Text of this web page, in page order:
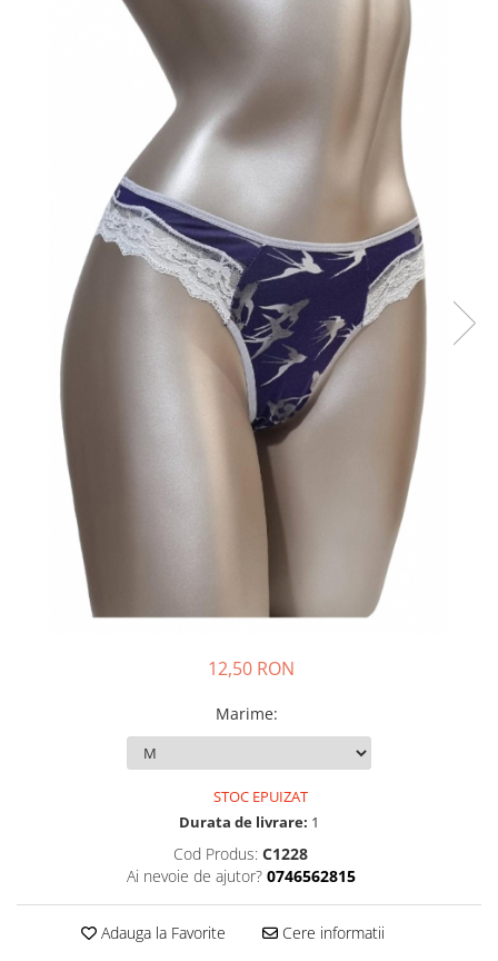
12,50 RON
Marime:
STOC EPUIZAT
Durata de livrare: 1
Cod Produs: C1228
Ai nevoie de ajutor? 0746562815
Adauga la Favorite Cere informatii